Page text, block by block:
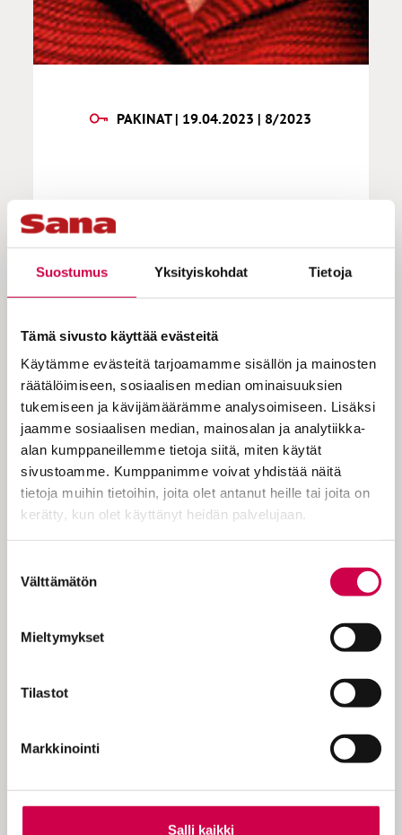
Suostumus Yksityiskohdat Tietoja
Tämä sivusto käyttää evästeitä
Käytämme evästeitä tarjoamamme sisällön ja mainosten
räätälöimiseen, sosiaalisen median ominaisuuksien
tukemiseen ja kävijämäärämme analysoimiseen. Lisäksi
jaamme sosiaalisen median, mainosalan ja analytiikka-
alan kumppaneillemme tietoja siitä, miten käytät
sivustoamme. Kumppanimme voivat yhdistää näitä
tietoja muihin tietoihin, joita olet antanut heille tai joita on
kerätty, kun olet käyttänyt heidän palvelujaan.
valinta
Välttämätön
Mieltymykset
Tilastot
Markkinointi
Salli kaikki
PAKINAT | 19.04.2023 | 8/2023
Maanantaikappale
nauttia valon määrän lisääntymisestä,
sulaneeseen läikkään ja mustarastaan
laulusta. Mutta ei! Iloisena ihmisenä minä
loistan parhaimmillani pimeässä
kaamoksessa. Olen kuin heijastin. Keväällä
valon määrän lisääntyessä elimistöni
järkyttyy moisesta. Sen sijaan että
innostuisin, käykin…